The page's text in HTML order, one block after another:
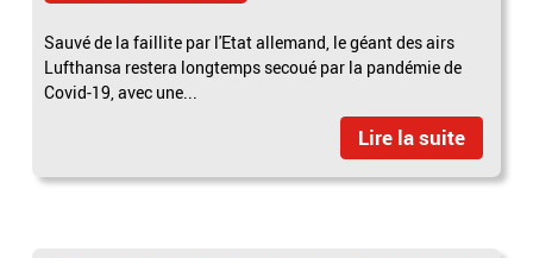
Sauvé de la faillite par l'Etat allemand, le géant des airs
Lufthansa restera longtemps secoué par la pandémie de
Covid-19, avec une...
Lire la suite